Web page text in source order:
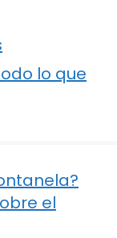
lo que
el